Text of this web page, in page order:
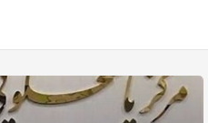
با